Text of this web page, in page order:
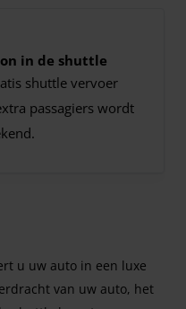
in de shuttle
shuttle vervoer
passagiers wordt
u uw auto in een luxe
van uw auto, het